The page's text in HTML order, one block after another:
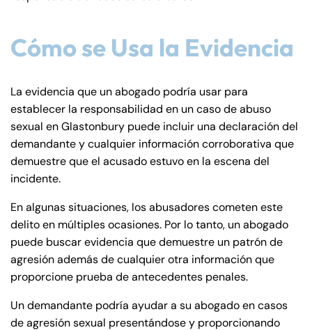
Cómo se Usa la Evidencia
La evidencia que un abogado podría usar para
establecer la responsabilidad en un caso de abuso
sexual en Glastonbury puede incluir una declaración del
demandante y cualquier información corroborativa que
demuestre que el acusado estuvo en la escena del
incidente.
En algunas situaciones, los abusadores cometen este
delito en múltiples ocasiones. Por lo tanto, un abogado
puede buscar evidencia que demuestre un patrón de
agresión además de cualquier otra información que
proporcione prueba de antecedentes penales.
Un demandante podría ayudar a su abogado en casos
de agresión sexual presentándose y proporcionando